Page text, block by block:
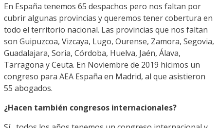
En España tenemos 65 despachos pero nos faltan por
cubrir algunas provincias y queremos tener cobertura en
todo el territorio nacional. Las provincias que nos faltan
son Guipuzcoa, Vizcaya, Lugo, Ourense, Zamora, Segovia,
Guadalajara, Soria, Córdoba, Huelva, Jaén, Álava,
Tarragona y Ceuta. En Noviembre de 2019 hicimos un
congreso para AEA España en Madrid, al que asistieron
55 abogados.
¿Hacen también congresos internacionales?